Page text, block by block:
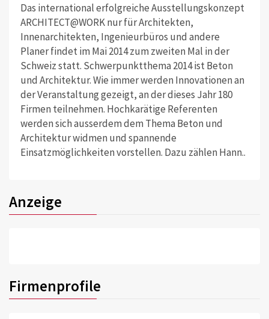
Das international erfolgreiche Ausstellungskonzept
ARCHITECT@WORK nur für Architekten,
Innenarchitekten, Ingenieurbüros und andere
Planer findet im Mai 2014 zum zweiten Mal in der
Schweiz statt. Schwerpunktthema 2014 ist Beton
und Architektur. Wie immer werden Innovationen an
der Veranstaltung gezeigt, an der dieses Jahr 180
Firmen teilnehmen. Hochkarätige Referenten
werden sich ausserdem dem Thema Beton und
Architektur widmen und spannende
Einsatzmöglichkeiten vorstellen. Dazu zählen Hann..
Anzeige
Firmenprofile